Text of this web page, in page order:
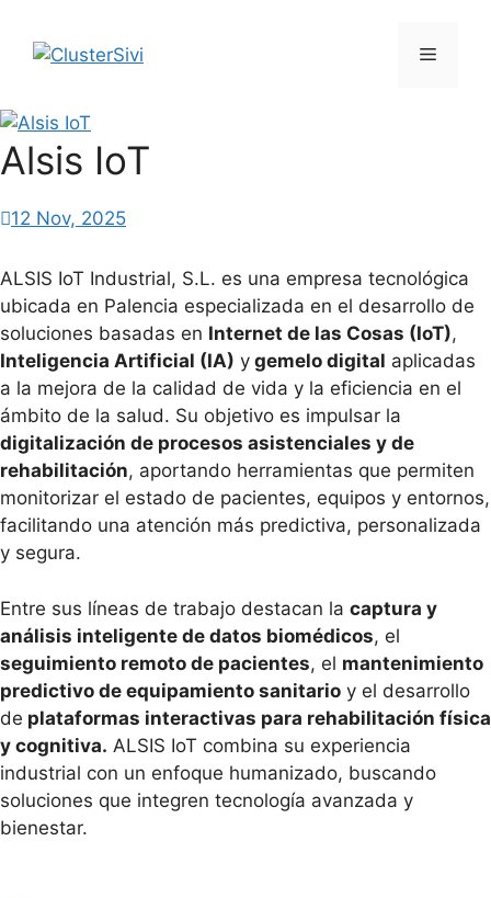
contenido
Menú
Alsis IoT
12 Nov, 2025
ALSIS IoT Industrial, S.L. es una empresa tecnológica
ubicada en Palencia especializada en el desarrollo de
soluciones basadas en Internet de las Cosas (IoT),
Inteligencia Artificial (IA) y gemelo digital aplicadas
a la mejora de la calidad de vida y la eficiencia en el
ámbito de la salud. Su objetivo es impulsar la
digitalización de procesos asistenciales y de
rehabilitación, aportando herramientas que permiten
monitorizar el estado de pacientes, equipos y entornos,
facilitando una atención más predictiva, personalizada
y segura.
Entre sus líneas de trabajo destacan la captura y
análisis inteligente de datos biomédicos, el
seguimiento remoto de pacientes, el mantenimiento
predictivo de equipamiento sanitario y el desarrollo
de plataformas interactivas para rehabilitación física
y cognitiva. ALSIS IoT combina su experiencia
industrial con un enfoque humanizado, buscando
soluciones que integren tecnología avanzada y
bienestar.